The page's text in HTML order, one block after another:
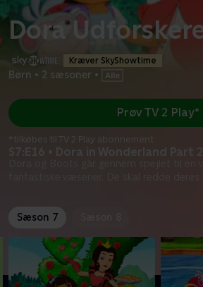
Dora
Kræver SkyShowtime
Børn • 2 sæsoner •
S7:E16 • Dora in Wonderland Part 2
Prøv TV 2 Play*
*tilkøbes til TV 2 Play abonnement
Sæson 7